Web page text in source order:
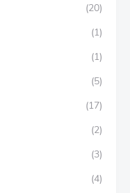
(20)
(1)
(1)
(5)
(17)
(2)
(3)
(4)